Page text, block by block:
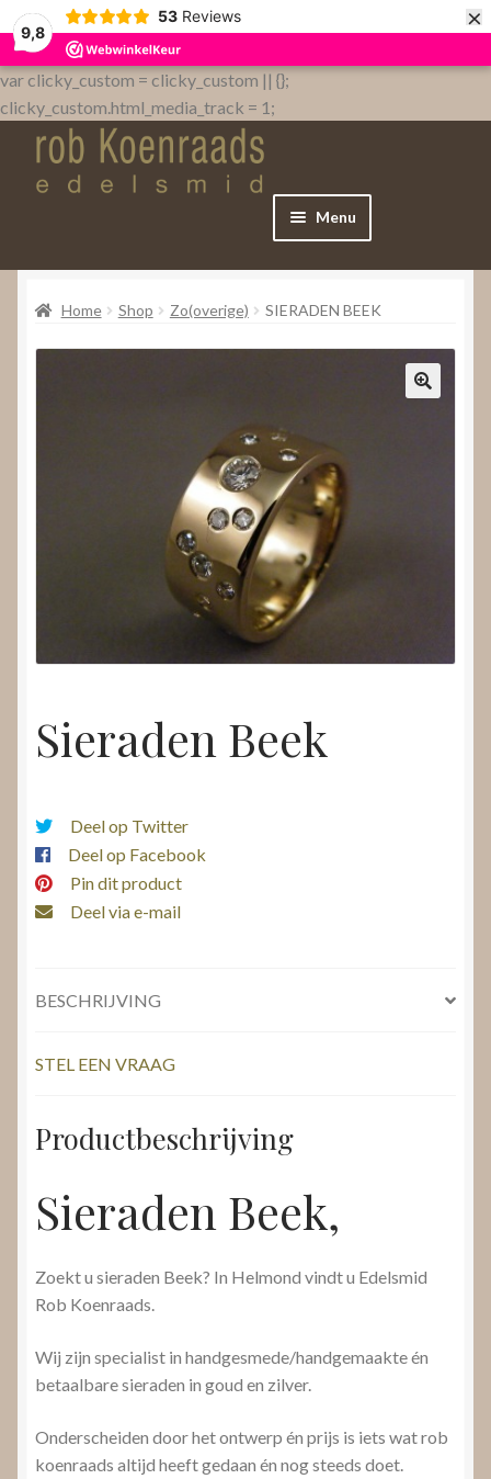
9,8
53 Reviews ×
var clicky_custom = clicky_custom || {};
clicky_custom.html_media_track = 1;
Menu
Home
Home Shop Zo(overige) SIERADEN BEEK
Sieraden Beek
Deel op Twitter
Deel op Facebook
Pin dit product
Deel via e-mail
BESCHRIJVING
STEL EEN VRAAG
Productbeschrijving
Sieraden Beek,
Zoekt u sieraden Beek? In Helmond vindt u Edelsmid
Rob Koenraads.
Wij zijn specialist in handgesmede/handgemaakte én
betaalbare sieraden in goud en zilver.
Onderscheiden door het ontwerp én prijs is iets wat rob
koenraads altijd heeft gedaan én nog steeds doet.